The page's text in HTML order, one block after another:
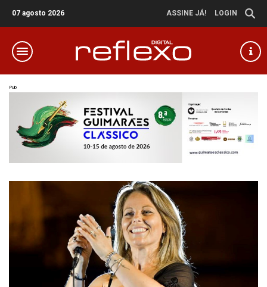
07 agosto 2026 ASSINE JÁ! LOGIN
Pub